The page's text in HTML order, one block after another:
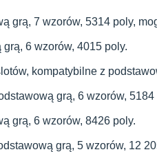
grą, 7 wzorów, 5314 poly,
6 wzorów, 4015 poly.
kompatybilne z
grą, 6 wzorów, 5184
grą, 6 wzorów, 8426 poly.
grą, 5 wzorów, 12